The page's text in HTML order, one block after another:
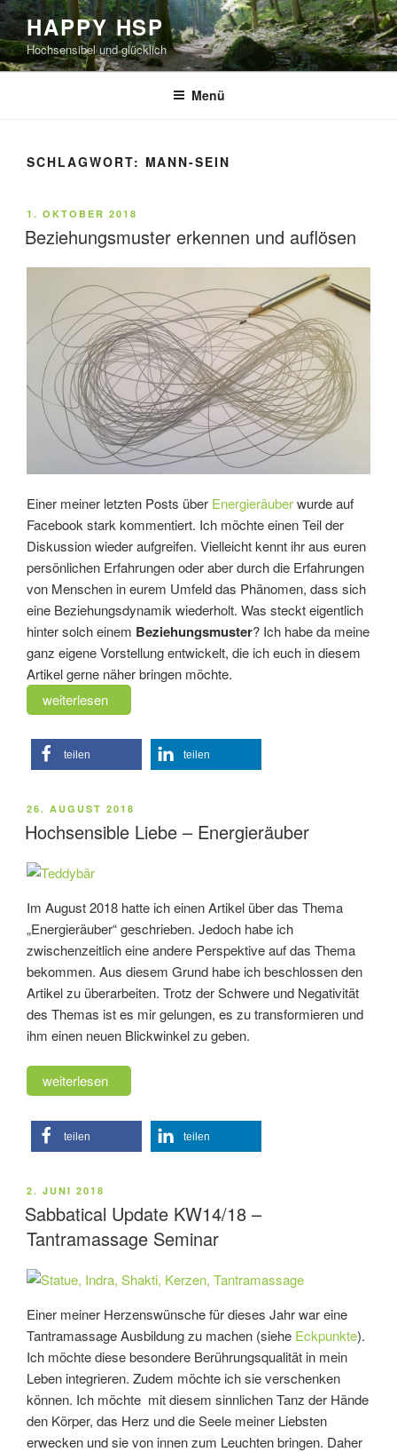
Zum
Inhalt
springen
HAPPY HSP
Hochsensibel und glücklich
Menü
SCHLAGWORT: MANN-SEIN
VERÖFFENTLICHT
AM
1. OKTOBER 2018
Beziehungsmuster erkennen und auflösen
Einer meiner letzten Posts über Energieräuberwurde auf
Facebook stark kommentiert. Ich möchte einen Teil der
Diskussion wieder aufgreifen. Vielleicht kennt ihr aus euren
persönlichen Erfahrungen oder aber durch die Erfahrungen
von Menschen in eurem Umfeld das Phänomen, dass sich
eine Beziehungsdynamik wiederholt. Was steckt eigentlich
hinter solch einem Beziehungsmuster? Ich habe da meine
ganz eigene Vorstellung entwickelt, die ich euch in diesem
Artikel gerne näher bringen möchte.
„Beziehungsmuster
erkennen
und
auflösen“
weiterlesen
teilen teilen
VERÖFFENTLICHT
AM
26. AUGUST 2018
Hochsensible Liebe – Energieräuber
Im August 2018 hatte ich einen Artikel über das Thema
„Energieräuber“ geschrieben. Jedoch habe ich
zwischenzeitlich eine andere Perspektive auf das Thema
bekommen. Aus diesem Grund habe ich beschlossen den
Artikel zu überarbeiten. Trotz der Schwere und Negativität
des Themas ist es mir gelungen, es zu transformieren und
ihm einen neuen Blickwinkel zu geben.
„Hochsensible
Liebe
–
Energieräuber“
weiterlesen
teilen teilen
VERÖFFENTLICHT
AM
2. JUNI 2018
Sabbatical Update KW14/18 –
Tantramassage Seminar
Einer meiner Herzenswünsche für dieses Jahr war eine
Tantramassage Ausbildung zu machen (siehe Eckpunkte).
Ich möchte diese besondere Berührungsqualität in mein
Leben integrieren. Zudem möchte ich sie verschenken
können. Ich möchte mit diesem sinnlichen Tanz der Hände
den Körper, das Herz und die Seele meiner Liebsten
erwecken und sie von innen zum Leuchten bringen. Daher